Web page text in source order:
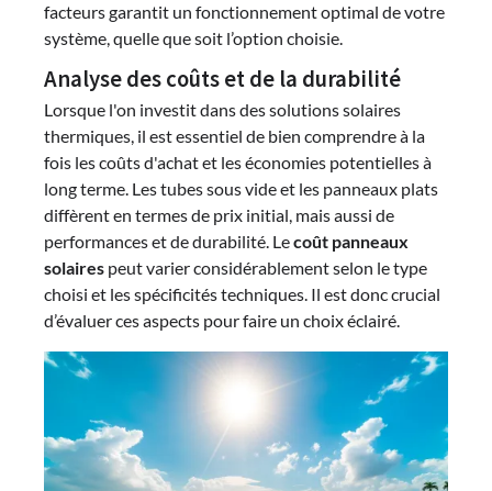
facteurs garantit un fonctionnement optimal de votre
système, quelle que soit l’option choisie.
Analyse des coûts et de la durabilité
Lorsque l'on investit dans des solutions solaires
thermiques, il est essentiel de bien comprendre à la
fois les coûts d'achat et les économies potentielles à
long terme. Les tubes sous vide et les panneaux plats
diffèrent en termes de prix initial, mais aussi de
performances et de durabilité. Lecoût panneaux
solaires peut varier considérablement selon le type
choisi et les spécificités techniques. Il est donc crucial
d’évaluer ces aspects pour faire un choix éclairé.